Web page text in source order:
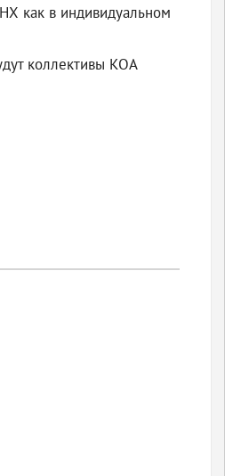
как в индивидуальном
коллективы КОА